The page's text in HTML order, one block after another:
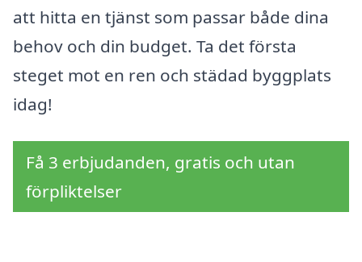
att hitta en tjänst som passar både dina
behov och din budget. Ta det första
steget mot en ren och städad byggplats
idag!
Få 3 erbjudanden, gratis och utan
förpliktelser